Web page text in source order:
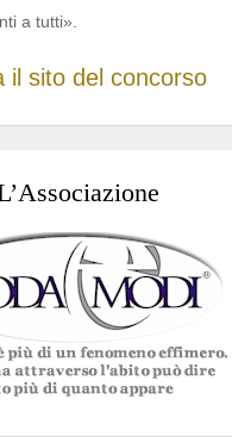
a tutti».
il sito del concorso